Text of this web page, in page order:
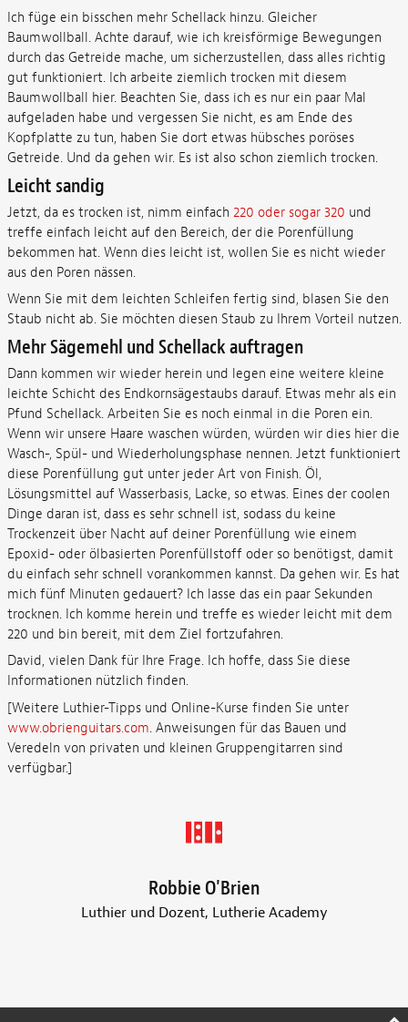
Ich füge ein bisschen mehr Schellack hinzu. Gleicher
Baumwollball. Achte darauf, wie ich kreisförmige Bewegungen
durch das Getreide mache, um sicherzustellen, dass alles richtig
gut funktioniert. Ich arbeite ziemlich trocken mit diesem
Baumwollball hier. Beachten Sie, dass ich es nur ein paar Mal
aufgeladen habe und vergessen Sie nicht, es am Ende des
Kopfplatte zu tun, haben Sie dort etwas hübsches poröses
Getreide. Und da gehen wir. Es ist also schon ziemlich trocken.
Leicht sandig
Jetzt, da es trocken ist, nimm einfach 220 oder sogar 320 und
treffe einfach leicht auf den Bereich, der die Porenfüllung
bekommen hat. Wenn dies leicht ist, wollen Sie es nicht wieder
aus den Poren nässen.
Wenn Sie mit dem leichten Schleifen fertig sind, blasen Sie den
Staub nicht ab. Sie möchten diesen Staub zu Ihrem Vorteil nutzen.
Mehr Sägemehl und Schellack auftragen
Dann kommen wir wieder herein und legen eine weitere kleine
leichte Schicht des Endkornsägestaubs darauf. Etwas mehr als ein
Pfund Schellack. Arbeiten Sie es noch einmal in die Poren ein.
Wenn wir unsere Haare waschen würden, würden wir dies hier die
Wasch-, Spül- und Wiederholungsphase nennen. Jetzt funktioniert
diese Porenfüllung gut unter jeder Art von Finish. Öl,
Lösungsmittel auf Wasserbasis, Lacke, so etwas. Eines der coolen
Dinge daran ist, dass es sehr schnell ist, sodass du keine
Trockenzeit über Nacht auf deiner Porenfüllung wie einem
Epoxid- oder ölbasierten Porenfüllstoff oder so benötigst, damit
du einfach sehr schnell vorankommen kannst. Da gehen wir. Es hat
mich fünf Minuten gedauert? Ich lasse das ein paar Sekunden
trocknen. Ich komme herein und treffe es wieder leicht mit dem
220 und bin bereit, mit dem Ziel fortzufahren.
David, vielen Dank für Ihre Frage. Ich hoffe, dass Sie diese
Informationen nützlich finden.
[Weitere Luthier-Tipps und Online-Kurse finden Sie unter
www.obrienguitars.com. Anweisungen für das Bauen und
Veredeln von privaten und kleinen Gruppengitarren sind
verfügbar.]
Robbie O'Brien
Luthier und Dozent, Lutherie Academy